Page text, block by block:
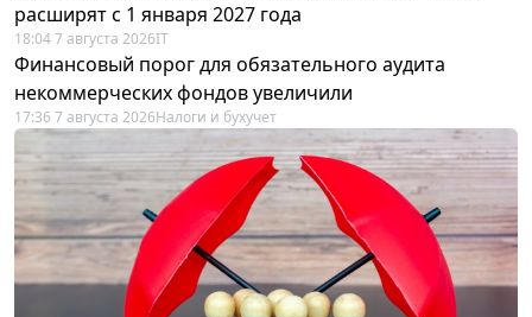
расширят с 1 января 2027 года
18:04 7 августа 2026IT
Финансовый порог для обязательного аудита
некоммерческих фондов увеличили
17:36 7 августа 2026Налоги и бухучет